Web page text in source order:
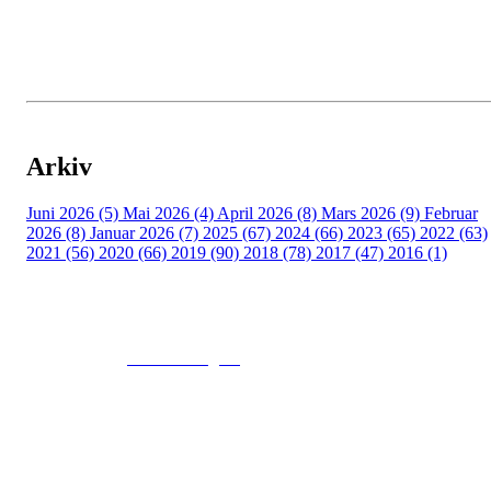
Arkiv
Juni 2026 (5) Mai 2026 (4) April 2026 (8) Mars 2026 (9) Februar
2026 (8) Januar 2026 (7) 2025 (67) 2024 (66) 2023 (65) 2022 (63)
2021 (56) 2020 (66) 2019 (90) 2018 (78) 2017 (47) 2016 (1)